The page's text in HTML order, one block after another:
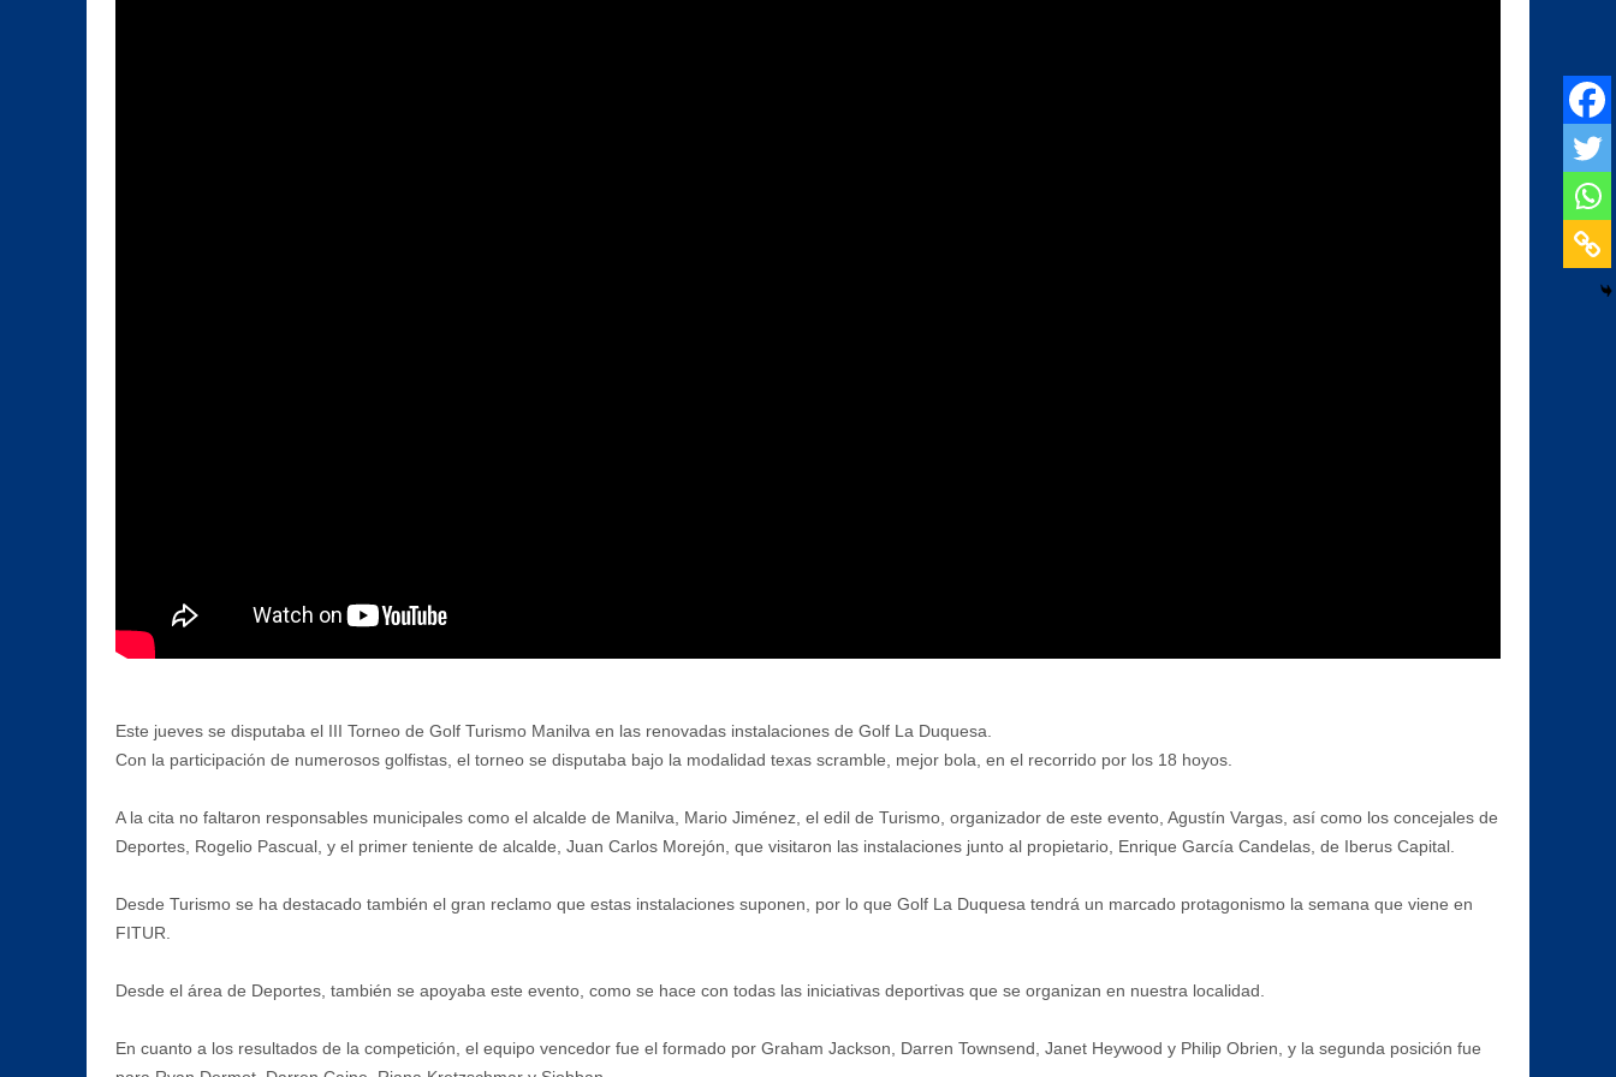
Este jueves se disputaba el III Torneo de Golf Turismo Manilva en las renovadas instalaciones de Golf La Duquesa.
Con la participación de numerosos golfistas, el torneo se disputaba bajo la modalidad texas scramble, mejor bola, en el recorrido por los 18 hoyos.
A la cita no faltaron responsables municipales como el alcalde de Manilva, Mario Jiménez, el edil de Turismo, organizador de este evento, Agustín Vargas, así como los concejales de
Deportes, Rogelio Pascual, y el primer teniente de alcalde, Juan Carlos Morejón, que visitaron las instalaciones junto al propietario, Enrique García Candelas, de Iberus Capital.
Desde Turismo se ha destacado también el gran reclamo que estas instalaciones suponen, por lo que Golf La Duquesa tendrá un marcado protagonismo la semana que viene en
FITUR.
Desde el área de Deportes, también se apoyaba este evento, como se hace con todas las iniciativas deportivas que se organizan en nuestra localidad.
En cuanto a los resultados de la competición, el equipo vencedor fue el formado por Graham Jackson, Darren Townsend, Janet Heywood y Philip Obrien, y la segunda posición fue